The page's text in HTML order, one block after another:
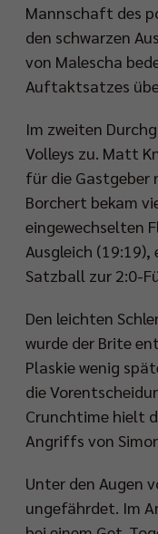
Mannschaft des
den schwarzen
von Malescha
Auftaktsatzes
Im zweiten
Volleys zu. Matt
für die Gastgeber
Borchert bekam
eingewechselten
Ausgleich (19:19),
Satzball zur 2:0-
Den leichten
wurde der Brite
Plaskie wenig
die
Crunchtime hielt
Angriffs von
Unter den Augen
ungefährdet. Im